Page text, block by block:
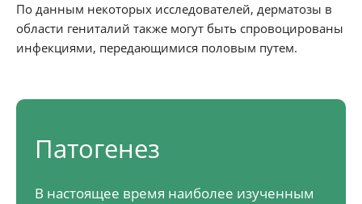
По данным некоторых исследователей, дерматозы в
области гениталий также могут быть спровоцированы
инфекциями, передающимися половым путем.
Патогенез
В настоящее время наиболее изученным